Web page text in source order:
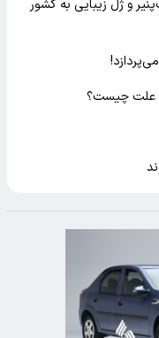
و ژل زیبایی به کشور
علت چیست؟